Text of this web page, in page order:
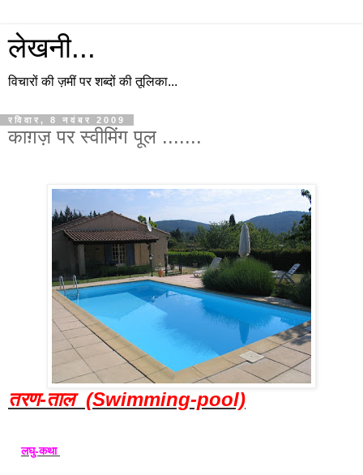
लेखनी...
विचारों की ज़मीं पर शब्दों की तूलिका...
रविवार, 8 नवंबर 2009
काग़ज़ पर स्वीमिंग पूल .......
तरण-ताल (Swimming-pool)
लघु-कथा